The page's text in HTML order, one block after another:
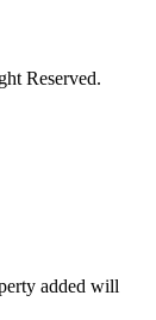
Reserved.
added will